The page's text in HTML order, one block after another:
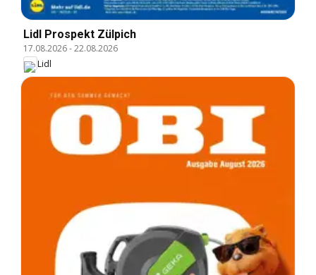
Lidl Prospekt Zülpich
17.08.2026-22.08.2026
Lidl